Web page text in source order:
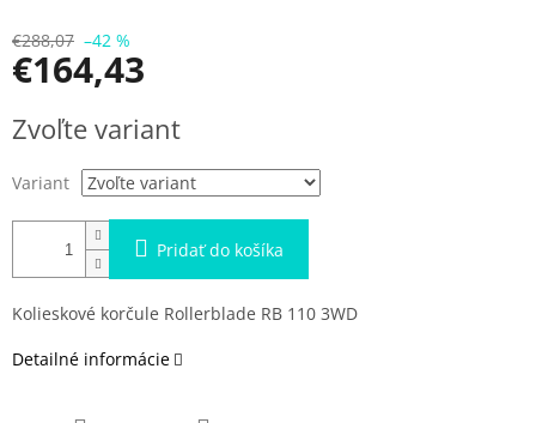
€288,07 –42 %
€164,43
cena:
Zvoľte variant
Variant
Pridať do košíka
Kolieskové korčule Rollerblade RB 110 3WD
Detailné informácie